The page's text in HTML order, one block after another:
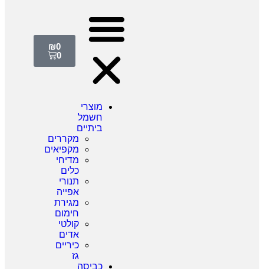
מוצרי
חשמל
ביתיים
מקררים
מקפיאים
מדיחי
כלים
תנורי
אפייה
מגירת
חימום
קולטי
אדים
כיריים
גז
כביסה
₪0
0